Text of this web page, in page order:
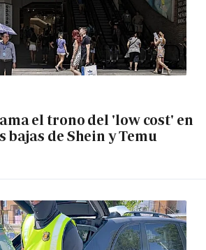
el trono del 'low cost' en
bajas de Shein y Temu